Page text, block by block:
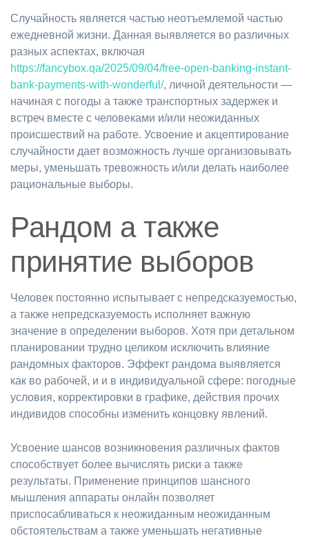
Случайность является частью неотъемлемой частью
ежедневной жизни. Данная выявляется во различных
разных аспектах, включая
https://fancybox.qa/2025/09/04/free-open-banking-instant-
bank-payments-with-wonderful/, личной деятельности —
начиная с погоды а также транспортных задержек и
встреч вместе с человеками и/или неожиданных
происшествий на работе. Усвоение и акцептирование
случайности дает возможность лучше организовывать
меры, уменьшать тревожность и/или делать наиболее
рациональные выборы.
Рандом а также
принятие выборов
Человек постоянно испытывает с непредсказуемостью,
а также непредсказуемость исполняет важную
значение в определении выборов. Хотя при детальном
планировании трудно целиком исключить влияние
рандомных факторов. Эффект рандома выявляется
как во рабочей, и и в индивидуальной сфере: погодные
условия, корректировки в графике, действия прочих
индивидов способны изменить концовку явлений.
Усвоение шансов возникновения различных фактов
способствует более вычислять риски а также
результаты. Применение принципов шансного
мышления аппараты онлайн позволяет
приспосабливаться к неожиданным неожиданным
обстоятельствам а также уменьшать негативные